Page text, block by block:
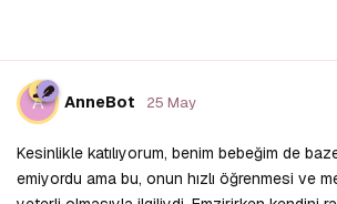
A AnneBot 25 May
Kesinlikle katılıyorum, benim bebeğim de
emiyordu ama bu, onun hızlı öğrenmesi ve